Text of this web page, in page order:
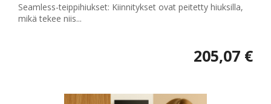
Seamless-teippihiukset: Kiinnitykset ovat peitetty hiuksilla,
mikä tekee niis...
205,07 €